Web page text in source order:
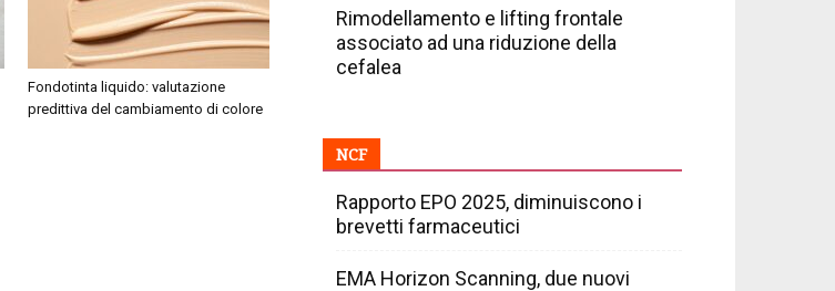
Fondotinta liquido: valutazione
predittiva del cambiamento di colore
Rimodellamento e lifting frontale
associato ad una riduzione della
cefalea
NCF
Rapporto EPO 2025, diminuiscono i
brevetti farmaceutici
EMA Horizon Scanning, due nuovi